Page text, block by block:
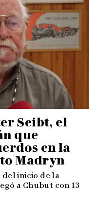
Seibt, el
que
en la
Madryn
del inicio de la
a Chubut con 13